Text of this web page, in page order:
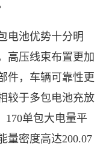
电池优势十分明
高压线束布置更加
件，车辆可靠性更
较于多包电池充放
170单包大电量平
量密度高达200.07